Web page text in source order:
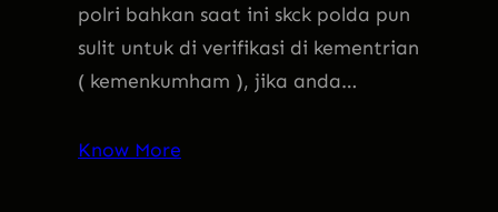
polri bahkan saat ini skck polda pun
sulit untuk di verifikasi di kementrian
( kemenkumham ), jika anda…
Know More